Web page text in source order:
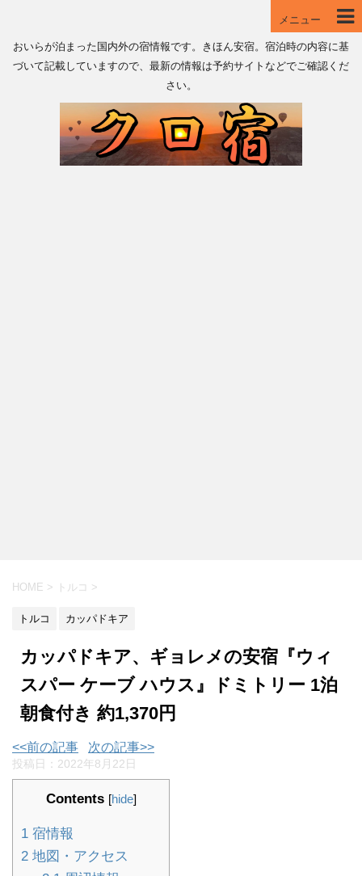
メニュー
おいらが泊まった国内外の宿情報です。きほん安宿。宿泊時の内容に基
づいて記載していますので、最新の情報は予約サイトなどでご確認くだ
さい。
HOME > トルコ >
トルコ カッパドキア
カッパドキア、ギョレメの安宿『ウィ
スパー ケーブ ハウス』ドミトリー 1泊
朝食付き 約1,370円
<<前の記事 次の記事>>
投稿日： 2022年8月22日
Contents [hide]
1 宿情報
2 地図・アクセス